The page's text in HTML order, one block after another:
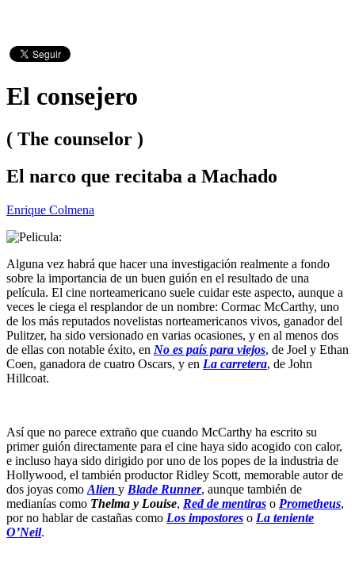
El consejero
( The counselor )
El narco que recitaba a Machado
Enrique Colmena
Alguna vez habrá que hacer una investigación realmente a fondo
sobre la importancia de un buen guión en el resultado de una
película. El cine norteamericano suele cuidar este aspecto, aunque a
veces le ciega el resplandor de un nombre: Cormac McCarthy, uno
de los más reputados novelistas norteamericanos vivos, ganador del
Pulitzer, ha sido versionado en varias ocasiones, y en al menos dos
de ellas con notable éxito, en No es país para viejos, de Joel y Ethan
Coen, ganadora de cuatro Oscars, y en La carretera, de John
Hillcoat.
Así que no parece extraño que cuando McCarthy ha escrito su
primer guión directamente para el cine haya sido acogido con calor,
e incluso haya sido dirigido por uno de los popes de la industria de
Hollywood, el también productor Ridley Scott, memorable autor de
dos joyas como Alien y Blade Runner, aunque también de
medianías como Thelma y Louise, Red de mentiras o Prometheus,
por no hablar de castañas como Los impostores o La teniente
O’Neil.